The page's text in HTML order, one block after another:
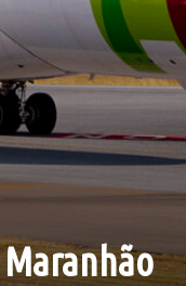
Maranhão